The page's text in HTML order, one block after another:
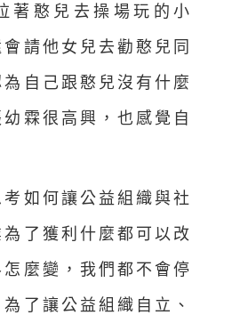
著憨兒去操場玩的小
請他女兒去勸憨兒同
自己跟憨兒沒有什麼
霖很高興，也感覺自
如何讓公益組織與社
了獲利什麼都可以改
麼變，我們都不會停
了讓公益組織自立、